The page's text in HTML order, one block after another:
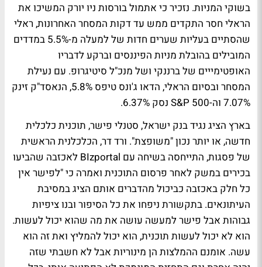
בשוקי המניות. נזכיר כי אתמול בורסות ניו יורק המשיכו את
הראלי חסר התקדים ממש עד דקות המסחר האחרונות, ראלי
שהסתיים בעליות שערים חדות של למעלה מ-5.5% במדדים
המובילים בהובלת מניות הפיננסים וברקע לדבריו
האופטימייים של ברננקי ושל מנכ"ל סיטיגרופ. עם נעילת
המסחר ובסיום הראלי, הדאו ג'ונס טיפס 5.8%, הנאסד"ק זינק
7.07% וה-S&P 500 נסק 6.37%.
בארץ הציג נגיד בנק ישראל, סטנלי פישר, תוכנית כלכלית
חדשה, או יותר נכון "משופצת". ורד דר, הכלכלנית הראשית
של פסגות, התייחסה בשיחה עם BIzportal לאכזבה שהביעו
בכירים במשק לאחר פרסום התוכנית ואמרה כי "לפישר אין
כל חלק באכזבה כביכול מהדברים אותם הציג במסיבת
העיתונאים. בתקשורת ניפחו את כל הסיפור ובנו ציפיות
גבוהות אבל פישר למעשה עושה את מה שהוא יכול לעשות.
הוא לא יכול לעשות תוכנית, הוא יכול להמליץ ואת זה הוא
עשה. אומנם ההמלצות הן מינוריות אבל לא חשבתי שזה